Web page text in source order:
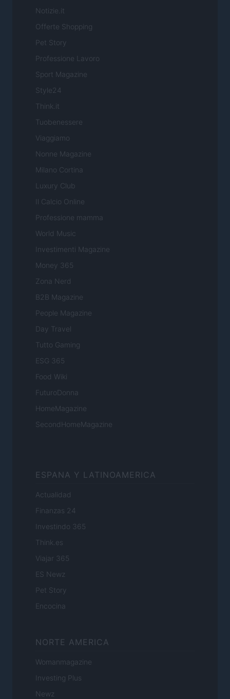
Notizie.it
Offerte Shopping
Pet Story
Professione Lavoro
Sport Magazine
Style24
Think.it
Tuobenessere
Viaggiamo
Nonne Magazine
Milano Cortina
Luxury Club
Il Calcio Online
Professione mamma
World Music
Investimenti Magazine
Money 365
Zona Nerd
B2B Magazine
People Magazine
Day Travel
Tutto Gaming
ESG 365
Food Wiki
FuturoDonna
HomeMagazine
SecondHomeMagazine
ESPANA Y LATINOAMERICA
Actualidad
Finanzas 24
Investindo 365
Think.es
Viajar 365
ES Newz
Pet Story
Encocina
NORTE AMERICA
Womanmagazine
Investing Plus
Newz